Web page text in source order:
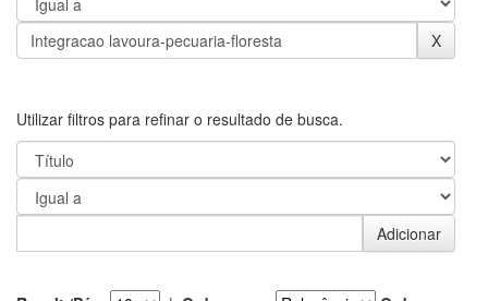
Utilizar filtros para refinar o resultado de busca.